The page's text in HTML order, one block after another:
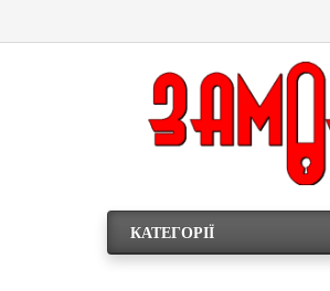
КАТЕГОРІЇ